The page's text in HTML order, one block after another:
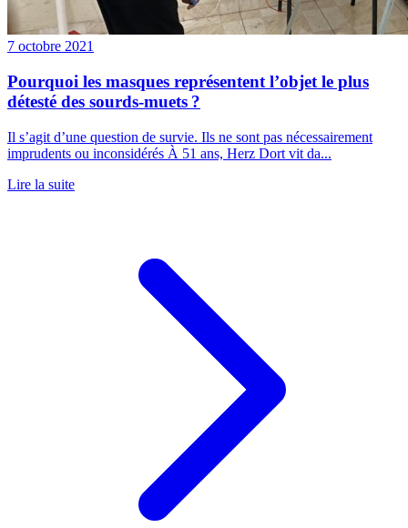
7 octobre 2021
Pourquoi les masques représentent l’objet le plus
détesté des sourds-muets ?
Il s’agit d’une question de survie. Ils ne sont pas nécessairement
imprudents ou inconsidérés À 51 ans, Herz Dort vit da...
Lire la suite